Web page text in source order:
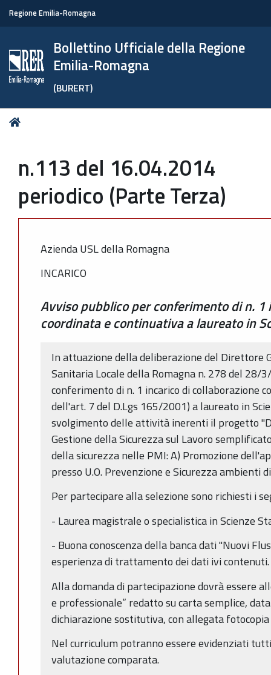
Regione Emilia-Romagna
Bollettino Ufficiale della Regione
Emilia-Romagna
(BURERT)
Tu
n.113 del 16.04.2014
periodico (Parte Terza)
Azienda USL della Romagna
INCARICO
Avviso pubblico per conferimento di n. 1
coordinata e continuativa a laureato in
In attuazione della deliberazione del Direttore
Sanitaria Locale della Romagna n. 278 del 28/
conferimento di n. 1 incarico di collaborazione
dell'art. 7 del D.Lgs 165/2001) a laureato in
svolgimento delle attività inerenti il progetto
Gestione della Sicurezza sul Lavoro
della sicurezza nelle PMI: A) Promozione
presso U.O. Prevenzione e Sicurezza ambienti
Per partecipare alla selezione sono richiesti i
- Laurea magistrale o specialistica in Scienze
- Buona conoscenza della banca dati "Nuovi
esperienza di trattamento dei dati ivi contenuti.
Alla domanda di partecipazione dovrà essere
e professionale” redatto su carta semplice,
dichiarazione sostitutiva, con allegata
Nel curriculum potranno essere evidenziati
valutazione comparata.